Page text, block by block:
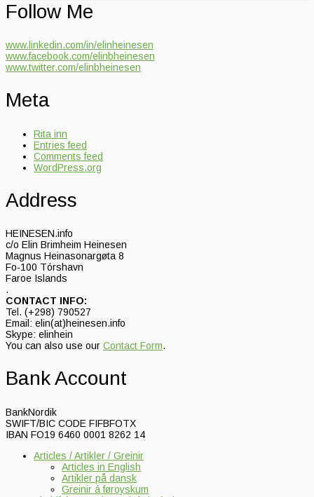
Follow Me
www.linkedin.com/in/elinheinesen
www.facebook.com/elinbheinesen
www.twitter.com/elinbheinesen
Meta
Rita inn
Entries feed
Comments feed
WordPress.org
Address
HEINESEN.info
c/o Elin Brimheim Heinesen
Magnus Heinasonargøta 8
Fo-100 Tórshavn
Faroe Islands
.
CONTACT INFO:
Tel. (+298) 790527
Email: elin(at)heinesen.info
Skype: elinhein
You can also use our Contact Form.
Bank Account
BankNordik
SWIFT/BIC CODE FIFBFOTX
IBAN FO19 6460 0001 8262 14
Articles / Artikler / Greinir
Articles in English
Artikler på dansk
Greinir á føroyskum